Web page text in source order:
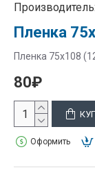
Производитель:
Пленка
Пленка 75х108
80₽
Оформить